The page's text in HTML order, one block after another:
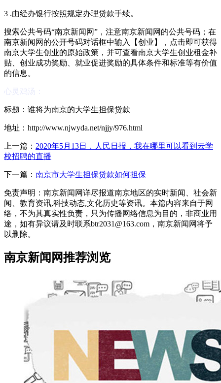
3 .由经办银行按照规定办理贷款手续。
搜索公共号码“南京新闻网”，注意南京新闻网的公共号码；在
南京新闻网的公开号码对话框中输入【创业】，点击即可获得
南京大学生创业的原始政策，并可查看南京大学生创业租金补
贴、创业成功奖励、就业促进奖励的具体条件和标准等有价值
的信息。
心灵鸡汤：
标题：谁将为南京的大学生担保贷款
地址：http://www.njwyda.net/njjy/976.html
上一篇： 2020年5月13日，人民日报，我在哪里可以看到云学
校招聘的直播
下一篇： 南京市大学生担保贷款如何担保
免责声明：南京新闻网详尽报道南京地区的实时新闻、社会新
闻、教育资讯,科技动态,文化历史等资讯。本篇内容来自于网
络，不为其真实性负责，只为传播网络信息为目的，非商业用
途，如有异议请及时联系btr2031@163.com，南京新闻网将予
以删除。
南京新闻网推荐浏览